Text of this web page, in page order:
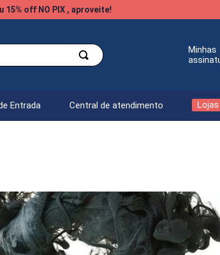
15% off NO PIX , aproveite!
Minhas
Entrada Central de atendimento